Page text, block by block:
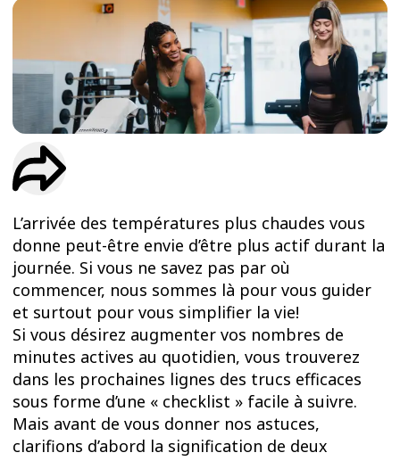
ESSAIS
ENTRAINEMENT
L’arrivée des températures plus chaudes vous
donne peut-être envie d’être plus actif durant la
journée. Si vous ne savez pas par où
commencer, nous sommes là pour vous guider
et surtout pour vous simplifier la vie!
Si vous désirez augmenter vos nombres de
minutes actives au quotidien, vous trouverez
dans les prochaines lignes des trucs efficaces
sous forme d’une « checklist » facile à suivre.
Mais avant de vous donner nos astuces,
clarifions d’abord la signification de deux